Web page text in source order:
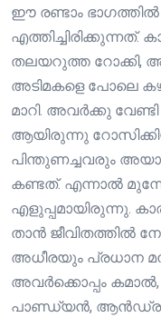
ഈ രണ്ടാം
തലയറുത്ത റോക്കി,
അടിമകളെ പോലെ
മാറി. അവർക്കു
ആയിരുന്നു
പിന്തുണച്ചവരും
കണ്ടത്. എന്നാൽ
എളുപ്പമായിരുന്നു.
താൻ ജീവിതത്തിൽ
അധീരയും പ്രധാന
അവർക്കൊപ്പം കമാൽ,
പാണ്ഡ്യൻ,